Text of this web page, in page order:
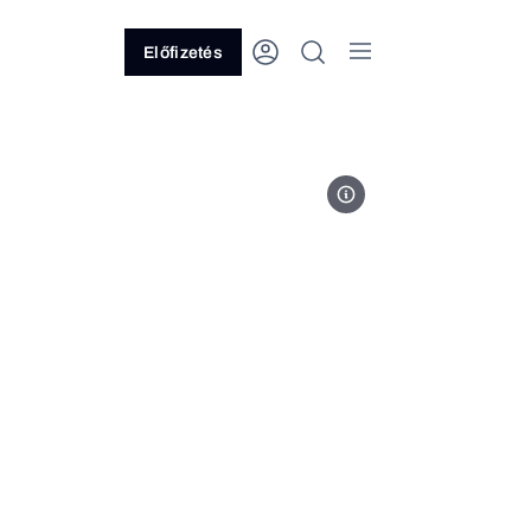
Előfizetés
Fotó: A Fehér Ház hivatalos